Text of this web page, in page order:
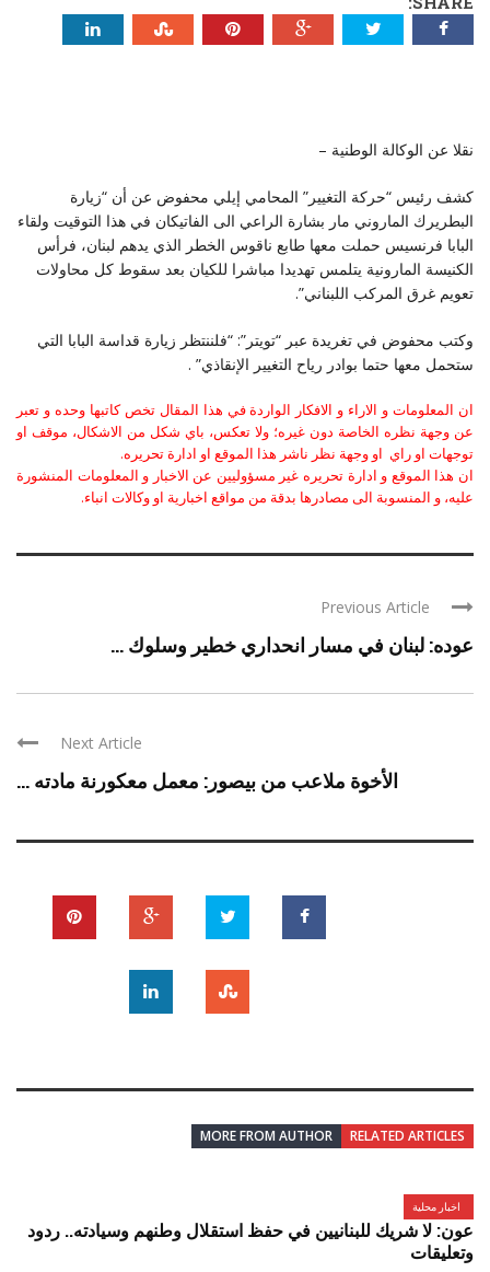
نقلا عن الوكالة الوطنية –
كشف رئيس “حركة التغيير” المحامي إيلي محفوض عن أن “زيارة
البطريرك الماروني مار بشارة الراعي الى الفاتيكان في هذا التوقيت ولقاء
البابا فرنسيس حملت معها طابع ناقوس الخطر الذي يدهم لبنان، فرأس
الكنيسة المارونية يتلمس تهديدا مباشرا للكيان بعد سقوط كل محاولات
تعويم غرق المركب اللبناني”.
وكتب محفوض في تغريدة عبر “تويتر”: “فلننتظر زيارة قداسة البابا التي
ستحمل معها حتما بوادر رياح التغيير الإنقاذي” .
ان المعلومات و الاراء و الافكار الواردة في هذا المقال تخص كاتبها وحده و تعبر
عن وجهة نظره الخاصة دون غيره؛ ولا تعكس، باي شكل من الاشكال، موقف او
توجهات او راي او وجهة نظر ناشر هذا الموقع او ادارة تحريره.
ان هذا الموقع و ادارة تحريره غير مسؤوليين عن الاخبار و المعلومات المنشورة
عليه، و المنسوبة الى مصادرها بدقة من مواقع اخبارية او وكالات انباء.
Previous Article
عوده: لبنان في مسار انحداري خطير وسلوك ...
Next Article
الأخوة ملاعب من بيصور: معمل معكورنة مادته ...
RELATED ARTICLES
MORE FROM AUTHOR
اخبار محلية
عون: لا شريك للبنانيين في حفظ استقلال وطنهم وسيادته.. ردود
وتعليقات